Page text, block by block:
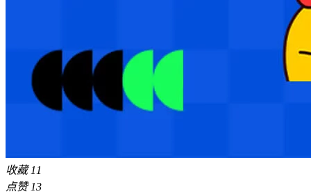
收藏 11
点赞 13